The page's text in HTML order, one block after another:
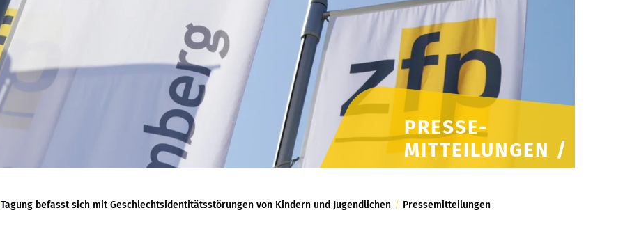
PRESSE-
MITTEILUNGEN /
Tagung befasst sich mit Geschlechtsidentitätsstörungen von Kindern und Jugendlichen / Pressemitteilungen